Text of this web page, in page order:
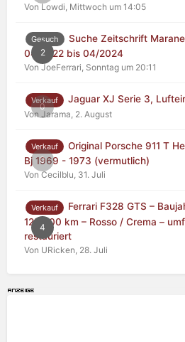
Von Lowdi, Mittwoch um 14:05
2
Gesuch
Suche Zeitschrift
04/2022 bis 04/2024
Von JoeFerrari, Sonntag um 20:11
0
Verkauf Jaguar XJ Serie 3,
Von Jarama, 2. August
0
Verkauf
Original Porsche 911 T
Bj 1969 - 1973 (vermutlich)
Von Cecilblu, 31. Juli
4
Verkauf
Ferrari F328 GTS –
125.000 km – Rosso / Crema –
restauriert
Von URicken, 28. Juli